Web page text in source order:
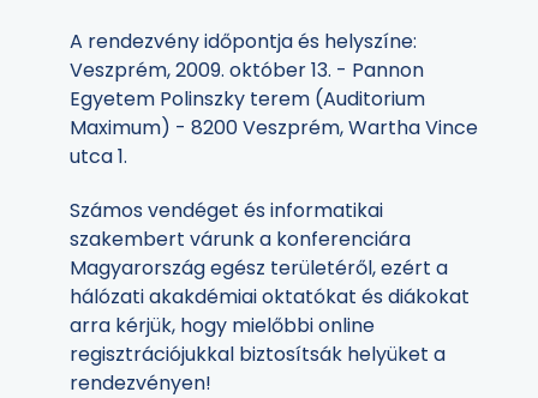
A rendezvény időpontja és helyszíne:
Veszprém, 2009. október 13. - Pannon
Egyetem Polinszky terem (Auditorium
Maximum) - 8200 Veszprém, Wartha Vince
utca 1.
Számos vendéget és informatikai
szakembert várunk a konferenciára
Magyarország egész területéről, ezért a
hálózati akakdémiai oktatókat és diákokat
arra kérjük, hogy mielőbbi online
regisztrációjukkal biztosítsák helyüket a
rendezvényen!